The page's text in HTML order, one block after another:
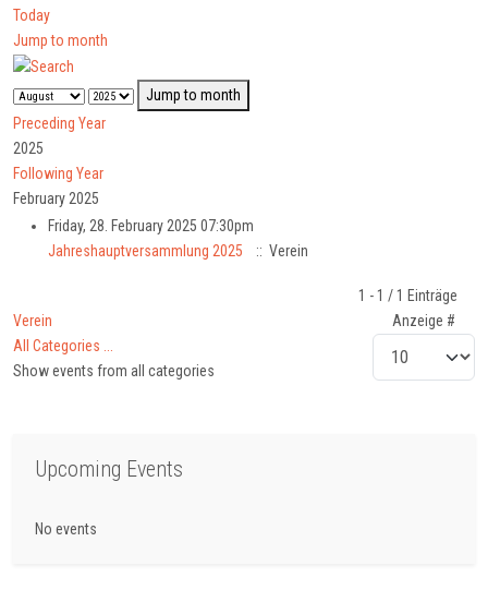
Today
Jump to month
Jump to month
Preceding Year
2025
Following Year
February 2025
Friday, 28. February 2025 07:30pm
Jahreshauptversammlung 2025
:: Verein
1 - 1 / 1 Einträge
Anzeige #
Verein
All Categories ...
Show events from all categories
Upcoming Events
No events